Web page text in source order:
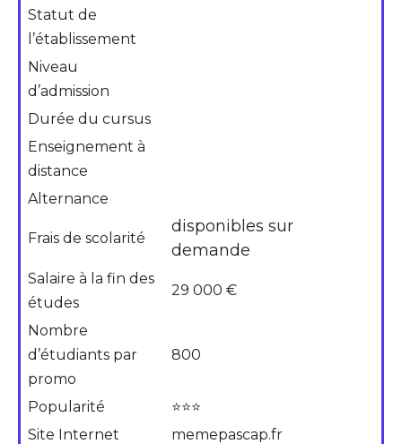
Statut de
l’établissement
Niveau
d’admission
Durée du cursus
Enseignement à
distance
Alternance
Frais de scolarité
disponibles sur
demande
Salaire à la fin des
études
29 000 €
Nombre
d’étudiants par
promo
800
Popularité
⭐⭐⭐
Site Internet
memepascap.fr